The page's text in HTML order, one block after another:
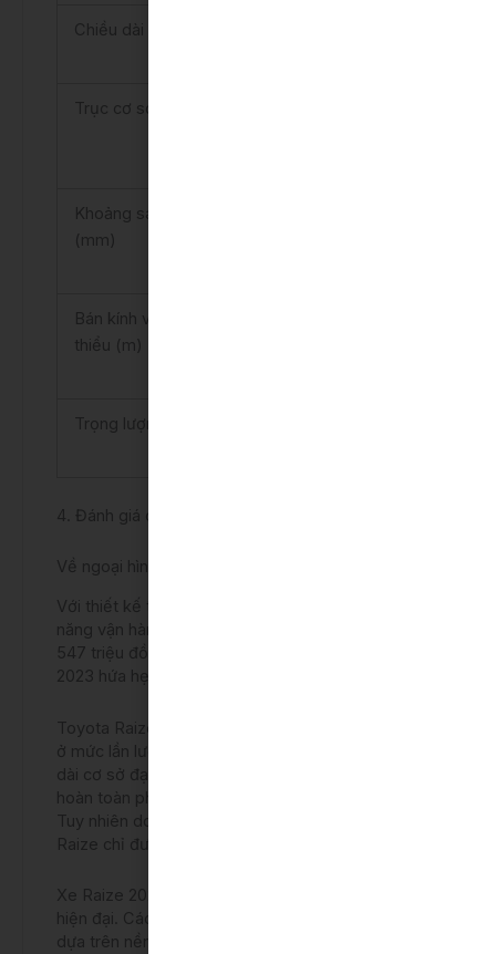
Chiều dài cơ sở (mm)
Trục cơ sở (mm)
Khoảng sáng gầm xe
(mm)
Bán kính vòng quay tối
thiểu (m)
Trọng lượng thân xe (kg)
4. Đánh giá chi tiết
Về ngoại hình và thiết kế
Với thiết kế trẻ trung, nhiều tính năng hiện đại, khả
năng vận hành hứng khởi và đặc biệt là mức giá
547 triệu đồng – vô cùng hợp lý, Toyota Raize
2023 hứa hẹn sẽ tạo nên một sân chơi bùng nổ.
Toyota Raize 2023 có kích thước dài x rộng x cao
ở mức lần lượt là 4.030 x 1.710 x 1.605 (mm), chiều
dài cơ sở đạt 2.525 mm. Kích thước này thực tế
hoàn toàn phù hợp với các dòng xe SUV hạng B.
Tuy nhiên do động cơ của xe chỉ có 1.0L cho nên
Raize chỉ được xếp ở phân khúc SUV hạng A.
Xe Raize 2023 sở hữu thiết kế có phần trẻ trung
hiện đại. Các dòng xe Raize 2023 được phát triển
dựa trên nền tảng khung gầm mới DNGA của hãng